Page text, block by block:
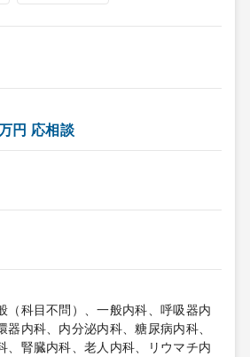
円 応相談
（科目不問）、一般内科、呼吸器内
器内科、内分泌内科、糖尿病内科、
、腎臓内科、老人内科、リウマチ内